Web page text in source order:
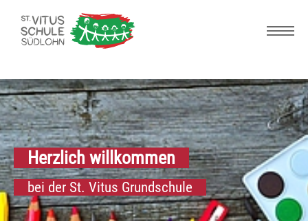
Herzlich willkommen
bei der St. Vitus Grundschule